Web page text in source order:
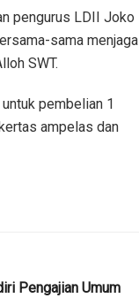
pengurus LDII Joko
sama menjaga
SWT.
pembelian 1
ampelas dan
Pengajian Umum